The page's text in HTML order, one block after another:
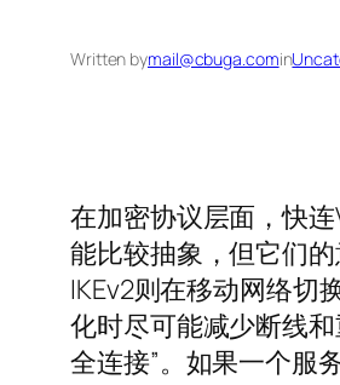
Written bymail@cbuga.comin
在加密协议层面，快
能比较抽象，但它们
IKEv2则在移动网络切
化时尽可能减少断线
全连接”。如果一个服